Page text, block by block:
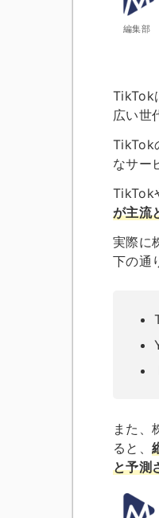
編集部
TikTok
広い世
TikTok
なサー
TikTok
が主流
実際に
下の通
また、
ると、
と予測